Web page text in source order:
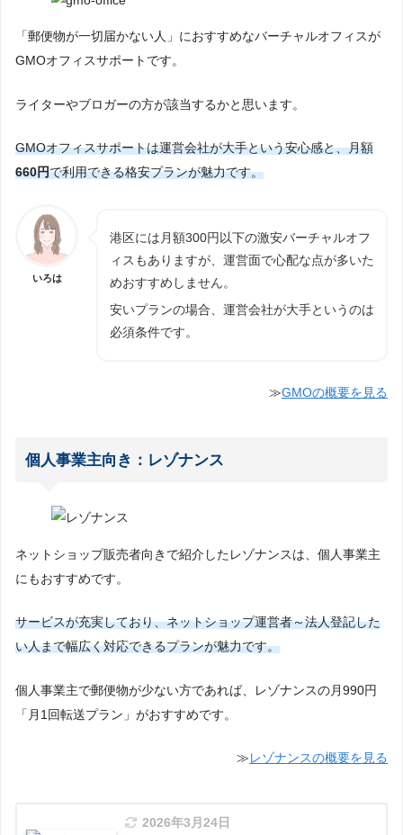
「郵便物が一切届かない人」におすすめなバーチャルオフィスが
GMOオフィスサポートです。
ライターやブロガーの方が該当するかと思います。
GMOオフィスサポートは運営会社が大手という安心感と、月額
660円で利用できる格安プランが魅力です。
いろは
港区には月額300円以下の激安バーチャルオフ
ィスもありますが、運営面で心配な点が多いた
めおすすめしません。
安いプランの場合、運営会社が大手というのは
必須条件です。
≫GMOの概要を見る
個人事業主向き：レゾナンス
ネットショップ販売者向きで紹介したレゾナンスは、個人事業主
にもおすすめです。
サービスが充実しており、ネットショップ運営者～法人登記した
い人まで幅広く対応できるプランが魅力です。
個人事業主で郵便物が少ない方であれば、レゾナンスの月990円
「月1回転送プラン」がおすすめです。
≫レゾナンスの概要を見る
2026年3月24日